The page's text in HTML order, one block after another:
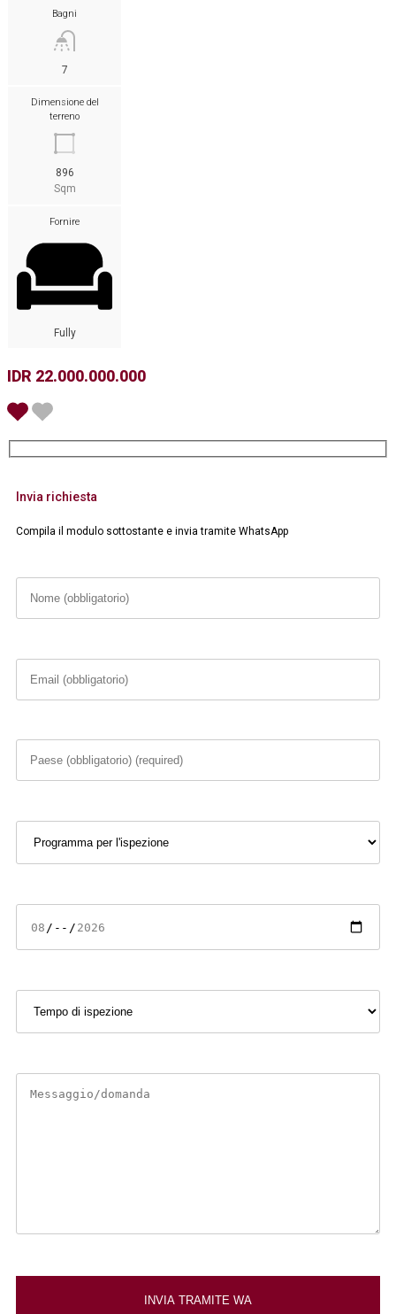
Bagni
7
Dimensione del
terreno
896
Sqm
Fornire
Fully
IDR 22.000.000.000
Invia richiesta
Compila il modulo sottostante e invia tramite WhatsApp